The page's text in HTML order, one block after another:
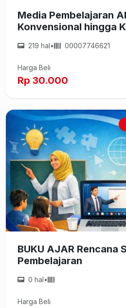
Media Pembelajaran
Konvensional hingga
219 hal• 00007746621
Harga Beli
Rp 30.000
BUKU AJAR Rencana
Pembelajaran
0 hal•
Harga Beli